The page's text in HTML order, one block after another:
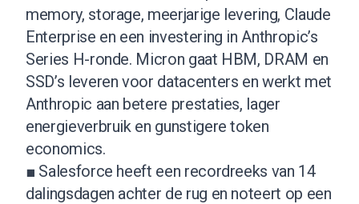
memory, storage, meerjarige levering, Claude
Enterprise en een investering in Anthropic’s
Series H-ronde. Micron gaat HBM, DRAM en
SSD’s leveren voor datacenters en werkt met
Anthropic aan betere prestaties, lager
energieverbruik en gunstigere token
economics.
■ Salesforce heeft een recordreeks van 14
dalingsdagen achter de rug en noteert op een